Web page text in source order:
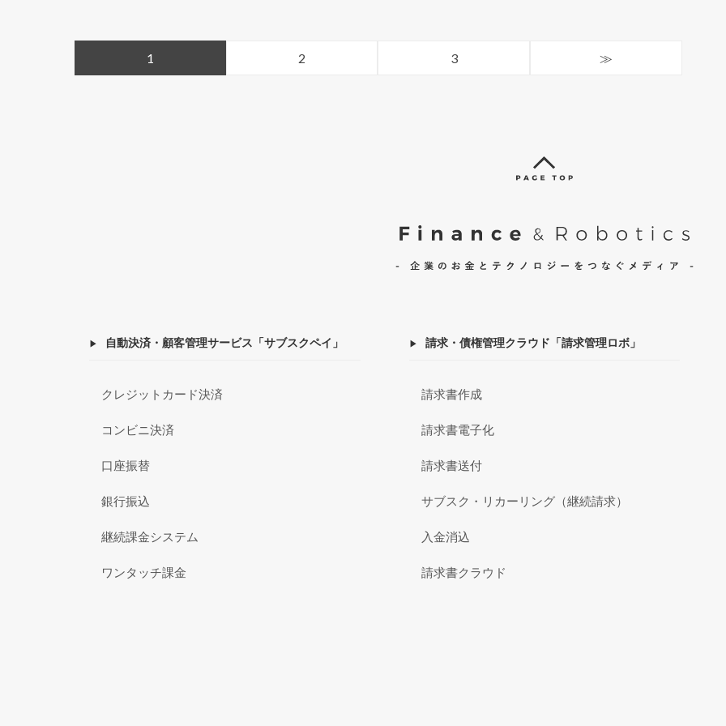
1 2 3 ≫
自動決済・顧客管理サービス「サブスクペイ」
クレジットカード決済
コンビニ決済
口座振替
銀行振込
継続課金システム
ワンタッチ課金
請求・債権管理クラウド「請求管理ロボ」
請求書作成
請求書電子化
請求書送付
サブスク・リカーリング（継続請求）
入金消込
請求書クラウド